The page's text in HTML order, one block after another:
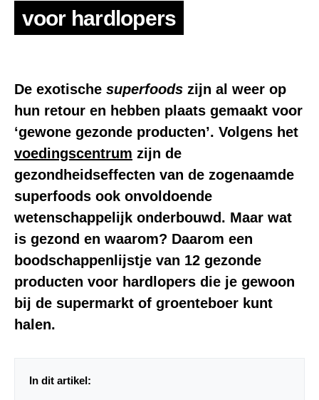
voor hardlopers
De exotische superfoods zijn al weer op
hun retour en hebben plaats gemaakt voor
‘gewone gezonde producten’. Volgens het
voedingscentrum zijn de
gezondheidseffecten van de zogenaamde
superfoods ook onvoldoende
wetenschappelijk onderbouwd. Maar wat
is gezond en waarom? Daarom een
boodschappenlijstje van 12 gezonde
producten voor hardlopers die je gewoon
bij de supermarkt of groenteboer kunt
halen.
In dit artikel: